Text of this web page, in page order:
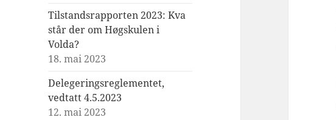
Tilstandsrapporten 2023: Kva
står der om Høgskulen i
Volda?
18. mai 2023
Delegeringsreglementet,
vedtatt 4.5.2023
12. mai 2023